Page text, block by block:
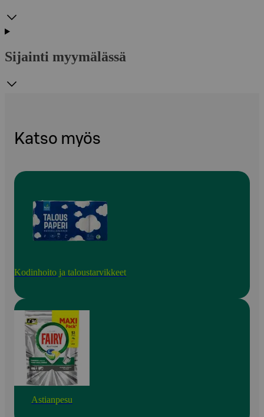
Sijainti myymälässä
Katso myös
Kodinhoito ja taloustarvikkeet
Astianpesu